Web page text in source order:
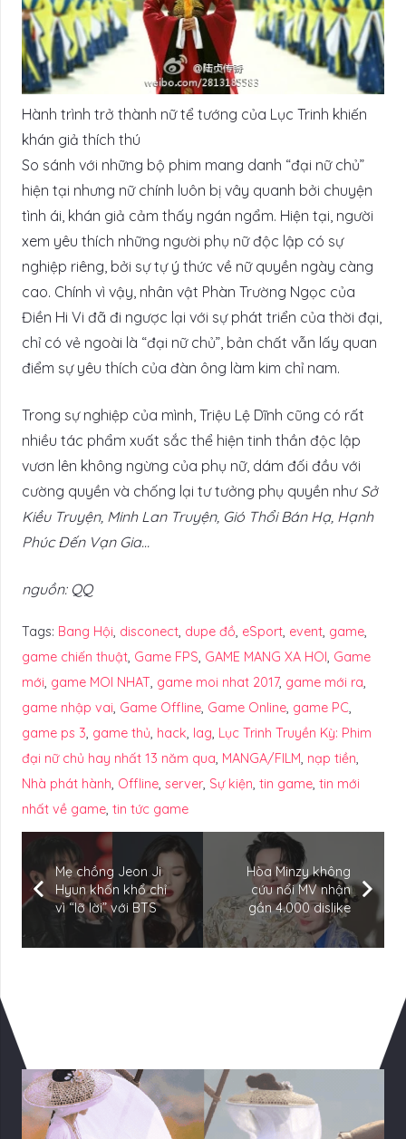
Hành trình trở thành nữ tể tướng của Lục Trinh khiến
khán giả thích thú
So sánh với những bộ phim mang danh “đại nữ chủ”
hiện tại nhưng nữ chính luôn bị vây quanh bởi chuyện
tình ái, khán giả cảm thấy ngán ngẩm. Hiện tại, người
xem yêu thích những người phụ nữ độc lập có sự
nghiệp riêng, bởi sự tự ý thức về nữ quyền ngày càng
cao. Chính vì vậy, nhân vật Phàn Trường Ngọc của
Điền Hi Vi đã đi ngược lại với sự phát triển của thời đại,
chỉ có vẻ ngoài là “đại nữ chủ”, bản chất vẫn lấy quan
điểm sự yêu thích của đàn ông làm kim chỉ nam.
Trong sự nghiệp của mình, Triệu Lệ Dĩnh cũng có rất
nhiều tác phẩm xuất sắc thể hiện tinh thần độc lập
vươn lên không ngừng của phụ nữ, dám đối đầu với
cường quyền và chống lại tư tưởng phụ quyền như Sở
Kiều Truyện, Minh Lan Truyện, Gió Thổi Bán Hạ, Hạnh
Phúc Đến Vạn Gia…
nguồn: QQ
Tags: Bang Hội, disconect, dupe đồ, eSport, event, game,
game chiến thuật, Game FPS, GAME MANG XA HOI, Game
mới, game MOI NHAT, game moi nhat 2017, game mới ra,
game nhập vai, Game Offline, Game Online, game PC,
game ps 3, game thủ, hack, lag, Lục Trinh Truyền Kỳ: Phim
đại nữ chủ hay nhất 13 năm qua, MANGA/FILM, nạp tiền,
Nhà phát hành, Offline, server, Sự kiện, tin game, tin mới
nhất về game, tin tức game
Mẹ chồng Jeon Ji
Hyun khốn khổ chỉ
vì “lỡ lời” với BTS
Hòa Minzy không
cứu nổi MV nhận
gần 4.000 dislike